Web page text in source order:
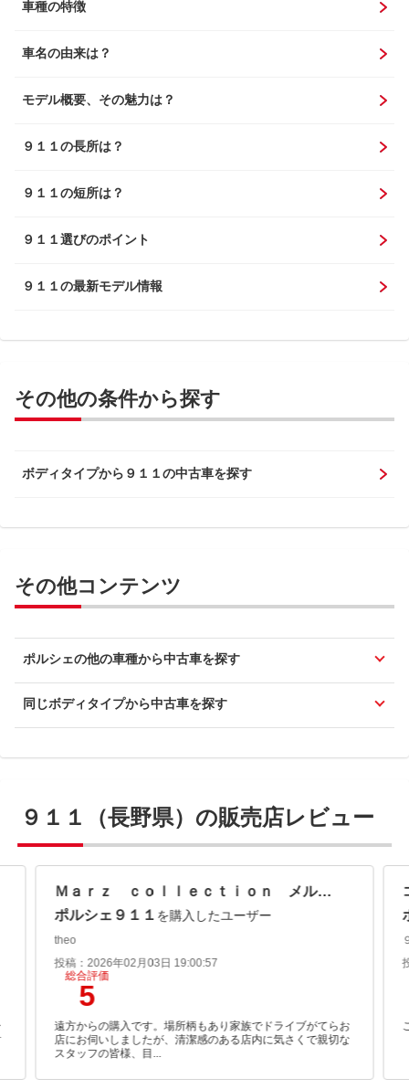
車種の特徴
車名の由来は？
モデル概要、その魅力は？
９１１の長所は？
９１１の短所は？
９１１選びのポイント
９１１の最新モデル情報
その他の条件から探す
ボディタイプから９１１の中古車を探す
その他コンテンツ
ポルシェの他の車種から中古車を探す
同じボディタイプから中古車を探す
９１１（長野県）の販売店レビュー
Ｍａｒｚ ｃｏｌｌｅｃｔｉｏｎ メルツコレクション
ポルシェ９１１ を購入したユーザー
theo
投稿：2026年02月03日 19:00:57
総合評価
5
遠方からの購入です。場所柄もあり家族でドライブがてらお
店にお伺いしましたが、清潔感のある店内に気さくで親切な
スタッフの皆様、目...